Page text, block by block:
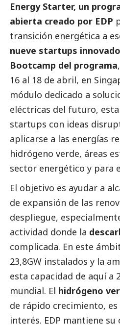
Energy Starter, un
abierta creado por EDP
transición energética a
nueve startups
Bootcamp del programa
16 al 18 de abril, en
módulo dedicado a
eléctricas del futuro,
startups con ideas
aplicarse a las energías
hidrógeno verde, áreas
sector energético y para
El objetivo es ayudar a
de expansión de las
despliegue,
actividad donde la
complicada. En este
23,8GW instalados y la
esta capacidad de aquí a
mundial. El hidrógeno
de rápido crecimiento,
interés. EDP mantiene